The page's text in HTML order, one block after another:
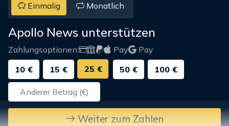
Einmalig Monatlich
Apollo News unterstützen
Zahlungsoptionen: Pay
Pay
10 €
15 € 25 € 50 € 100 €
Weiter zum Zahlen